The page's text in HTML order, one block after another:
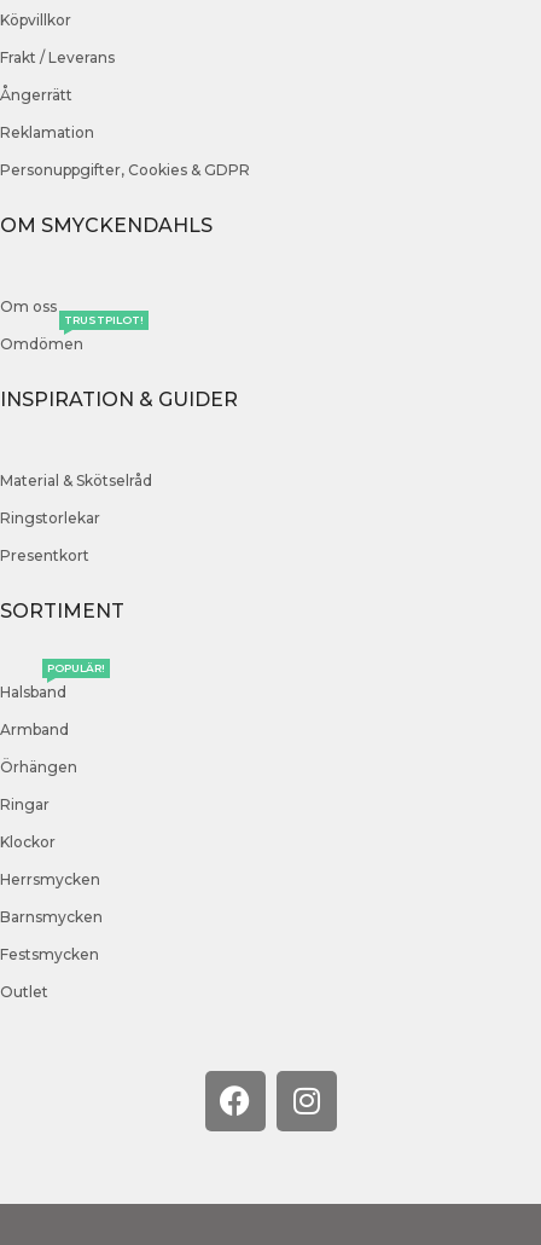
Köpvillkor
Frakt / Leverans
Ångerrätt
Reklamation
Personuppgifter, Cookies & GDPR
OM SMYCKENDAHLS
Om oss
Omdömen
TRUSTPILOT!
INSPIRATION & GUIDER
Material & Skötselråd
Ringstorlekar
Presentkort
SORTIMENT
Halsband
POPULÄR!
Armband
Örhängen
Ringar
Klockor
Herrsmycken
Barnsmycken
Festsmycken
Outlet